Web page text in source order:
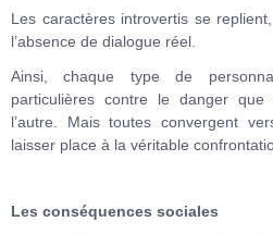
Les caractères introvertis se
l’absence de dialogue réel.
Ainsi, chaque type de
particulières contre le danger
l’autre. Mais toutes convergent
laisser place à la véritable
Les conséquences sociales